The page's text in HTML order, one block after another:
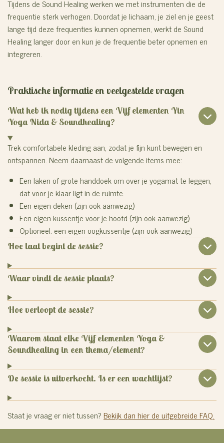
Tijdens de Sound Healing werken we met instrumenten die de
frequentie sterk verhogen. Doordat je lichaam, je ziel en je geest
lange tijd deze frequenties kunnen opnemen, werkt de Sound
Healing langer door en kun je de frequentie beter opnemen en
integreren.
Praktische informatie en veelgestelde vragen
Wat heb ik nodig tijdens een Vijf elementen Yin
Yoga Nida & Soundhealing?
Trek comfortabele kleding aan, zodat je fijn kunt bewegen en
ontspannen. Neem daarnaast de volgende items mee:
Een laken of grote handdoek om over je yogamat te leggen,
dat voor je klaar ligt in de ruimte.
Een eigen deken (zijn ook aanwezig)
Een eigen kussentje voor je hoofd (zijn ook aanwezig)
Optioneel: een eigen oogkussentje (zijn ook aanwezig)
Hoe laat begint de sessie?
Waar vindt de sessie plaats?
Hoe verloopt de sessie?
Waarom staat elke Vijf elementen Yoga &
Soundhealing in een thema/element?
De sessie is uitverkocht. Is er een wachtlijst?
Staat je vraag er niet tussen?Bekijk dan hier de uitgebreide FAQ.